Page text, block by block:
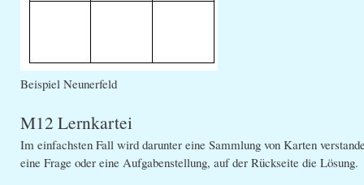
Beispiel Neunerfeld
M12 Lernkartei
Im einfachsten Fall wird darunter eine Sammlung von Karten
eine Frage oder eine Aufgabenstellung, auf der Rückseite die Lösung.